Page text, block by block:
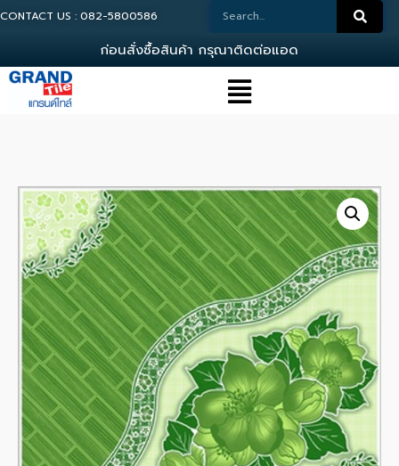
CONTACT US : 082-5800586
อนสงซอสนคา ก รณาตดตอแอดม